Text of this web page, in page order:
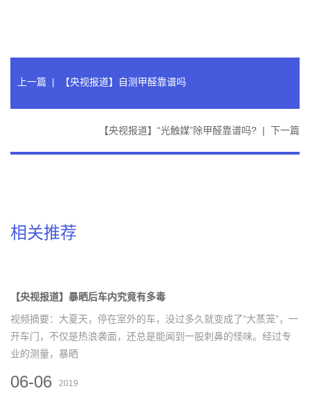
上一篇 | 【央视报道】自测甲醛靠谱吗
【央视报道】“光触媒”除甲醛靠谱吗? | 下一篇
相关推荐
【央视报道】暴晒后车内究竟有多毒
视频摘要：大夏天，停在室外的车，没过多久就变成了“大蒸笼”，一
开车门，不仅是热浪袭面，还总是能闻到一股刺鼻的怪味。经过专
业的测量，暴晒
06-06 2019